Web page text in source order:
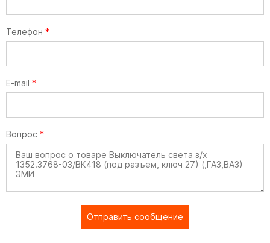
Телефон *
E-mail *
Вопрос *
Отправить сообщение